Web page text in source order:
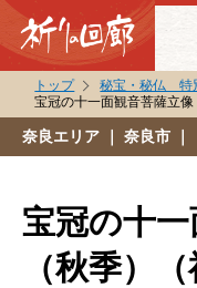
秘宝・秘仏特別
祈りの回廊コラム
トップ
秘宝・秘仏 特
宝冠の十一面観音菩薩立
奈良エリア ｜ 奈良市
宝冠の十
（秋季）（